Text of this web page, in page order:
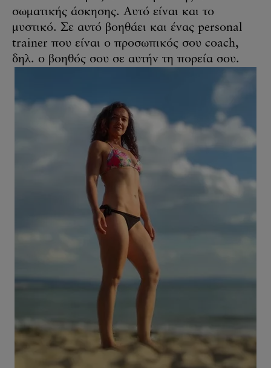
σωματικής άσκησης. Αυτό είναι και το
μυστικό. Σε αυτό βοηθάει και ένας personal
trainer που είναι ο προσωπικός σου coach,
δηλ. ο βοηθός σου σε αυτήν τη πορεία σου.